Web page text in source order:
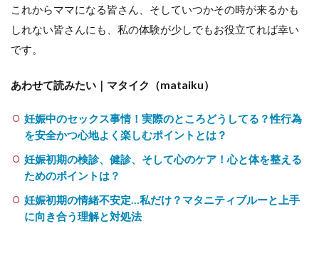
これからママになる皆さん、そしていつかその時が来るかも
しれない皆さんにも、私の体験が少しでもお役立てれば幸い
です。
あわせて読みたい｜マタイク（mataiku）
妊娠中のセックス事情！実際のところどうしてる？性行為
を安全かつ心地よく楽しむポイントとは？
妊娠初期の検診、健診、そして心のケア！心と体を整える
ためのポイントは？
妊娠初期の情緒不安定…私だけ？マタニティブルーと上手
に向き合う理解と対処法